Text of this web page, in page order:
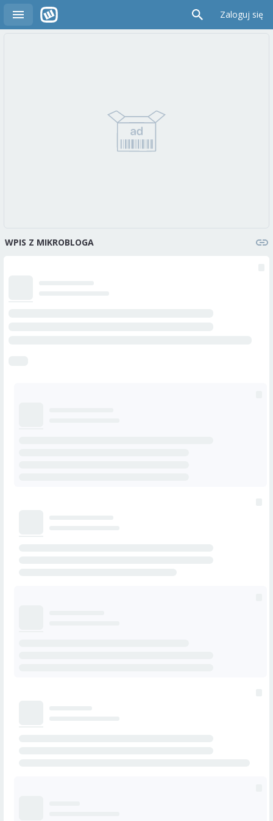
Zaloguj się
WPIS Z MIKROBLOGA